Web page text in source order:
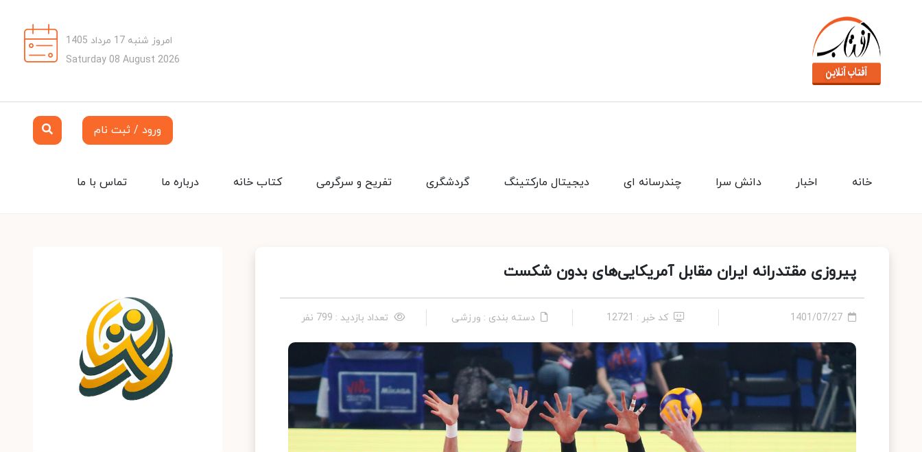
امروز شنبه 17 مرداد 1405
Saturday 08 August 2026
ورود / ثبت نام
تماس با ما درباره ما کتاب خانه تفریح و سرگرمی گردشگری دیجیتال مارکتینگ چندرسانه ای دانش سرا اخبار خانه
پیروزی مقتدرانه ایران مقابل آمریکایی‌های بدون شکست
1401/07/27 کد خبر : 12721 دسته بندی : ورزشی تعداد بازدید : 799 نفر